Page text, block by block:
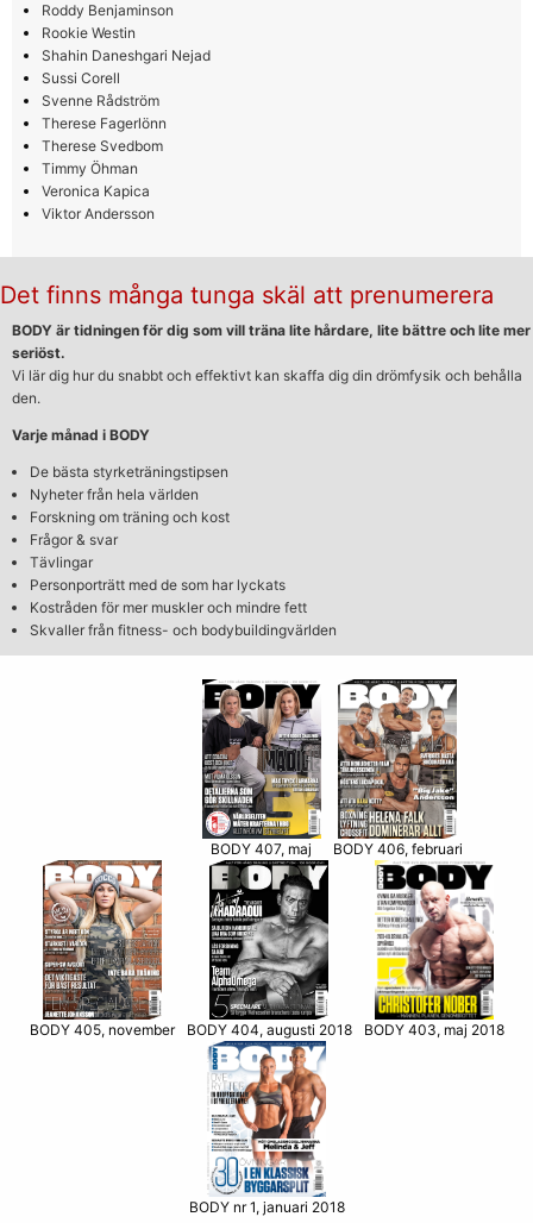
Roddy Benjaminson
Rookie Westin
Shahin Daneshgari Nejad
Sussi Corell
Svenne Rådström
Therese Fagerlönn
Therese Svedbom
Timmy Öhman
Veronica Kapica
Viktor Andersson
Det finns många tunga skäl att prenumerera
BODY är tidningen för dig som vill träna lite hårdare, lite bättre och lite mer
seriöst.
Vi lär dig hur du snabbt och effektivt kan skaffa dig din drömfysik och behålla
den.
Varje månad i BODY
De bästa styrketräningstipsen
Nyheter från hela världen
Forskning om träning och kost
Frågor & svar
Tävlingar
Personporträtt med de som har lyckats
Kostråden för mer muskler och mindre fett
Skvaller från fitness- och bodybuildingvärlden
BODY 407, maj BODY 406, februari
BODY 405, november BODY 404, augusti 2018 BODY 403, maj 2018
BODY nr 1, januari 2018